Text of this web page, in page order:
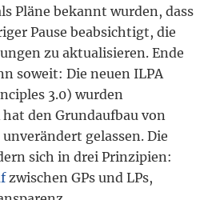
Pläne bekannt wurden, dass
Pause beabsichtigt, die
zu aktualisieren. Ende
soweit: Die neuen ILPA
3.0) wurden
den Grundaufbau von
gelassen. Die
sich in drei Prinzipien:
zwischen GPs und LPs,